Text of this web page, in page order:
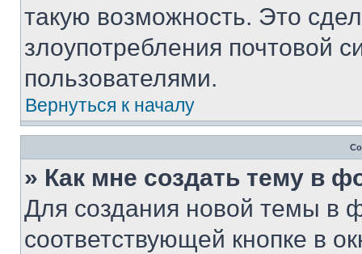
такую возможность. Это
злоупотребления почтовой
пользователями.
Вернуться к началу
» Как мне создать тему в
Для создания новой темы в
соответствующей кнопке в